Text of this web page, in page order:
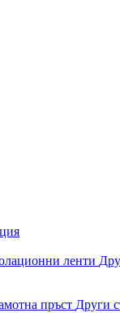
ленти
пръст Други